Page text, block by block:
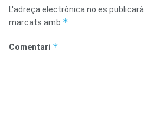
L'adreça electrònica no es publicarà.
marcats amb *
Comentari *